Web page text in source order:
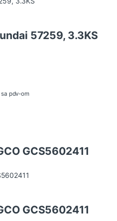
57259, 3.3KS
sa pdv-om
GCS5602411
GCS5602411